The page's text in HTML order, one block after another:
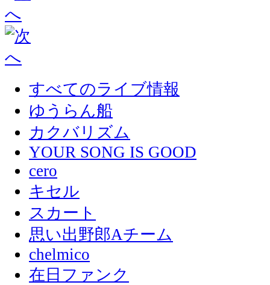
すべてのライブ情報
ゆうらん船
カクバリズム
YOUR SONG IS GOOD
cero
キセル
スカート
思い出野郎Aチーム
chelmico
在日ファンク